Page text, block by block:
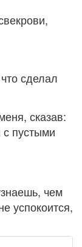
сделал
сказав:
пустыми
чем
успокоится,